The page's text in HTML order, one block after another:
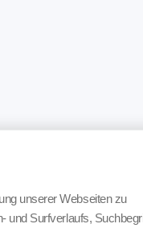
unserer Webseiten zu
und Surfverlaufs,